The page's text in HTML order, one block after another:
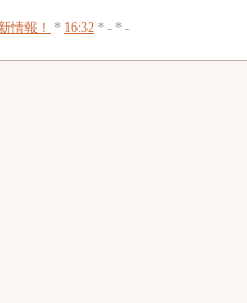
情報！ * 16:32 * - * -